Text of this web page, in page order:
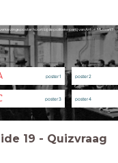
hoort bij de politieke partij van Anton Mussert?
poster 1 poster 2
poster 3 poster 4
19 - Quizvraag